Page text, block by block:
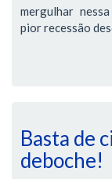
mergulhar
pior recessão
Basta de
deboche!